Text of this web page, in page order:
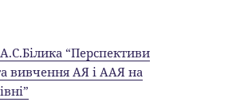
“Перспективи
вивчення АЯ і ААЯ на